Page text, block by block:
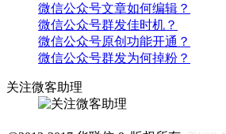
微信公众号文章如何编辑？
微信公众号群发佳时机？
微信公众号原创功能开通？
微信公众号群发为何掉粉？
关注微客助理